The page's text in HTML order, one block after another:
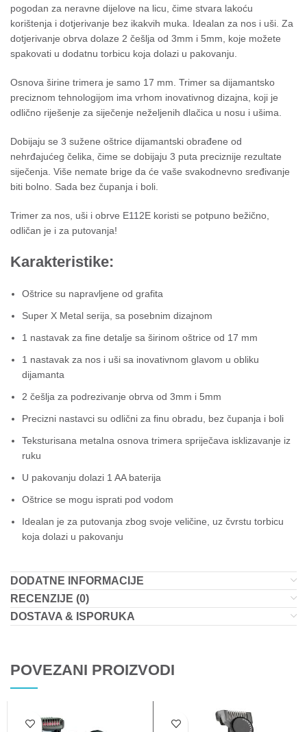
pogodan za neravne dijelove na licu, čime stvara lakoću
korištenja i dotjerivanje bez ikakvih muka. Idealan za nos i uši. Za
dotjerivanje obrva dolaze 2 češlja od 3mm i 5mm, koje možete
spakovati u dodatnu torbicu koja dolazi u pakovanju.
Osnova širine trimera je samo 17 mm. Trimer sa dijamantsko
preciznom tehnologijom ima vrhom inovativnog dizajna, koji je
odlično riješenje za siječenje neželjenih dlačica u nosu i ušima.
Dobijaju se 3 sužene oštrice dijamantski obrađene od
nehrđajućeg čelika, čime se dobijaju 3 puta preciznije rezultate
siječenja. Više nemate brige da će vaše svakodnevno sređivanje
biti bolno. Sada bez čupanja i boli.
Trimer za nos, uši i obrve E112E koristi se potpuno bežično,
odličan je i za putovanja!
Karakteristike:
Oštrice su napravljene od grafita
Super X Metal serija, sa posebnim dizajnom
1 nastavak za fine detalje sa širinom oštrice od 17 mm
1 nastavak za nos i uši sa inovativnom glavom u obliku
dijamanta
2 češlja za podrezivanje obrva od 3mm i 5mm
Precizni nastavci su odlični za finu obradu, bez čupanja i boli
Teksturisana metalna osnova trimera spriječava isklizavanje iz
ruku
U pakovanju dolazi 1 AA baterija
Oštrice se mogu isprati pod vodom
Idealan je za putovanja zbog svoje veličine, uz čvrstu torbicu
koja dolazi u pakovanju
DODATNE INFORMACIJE
RECENZIJE (0)
DOSTAVA & ISPORUKA
POVEZANI PROIZVODI